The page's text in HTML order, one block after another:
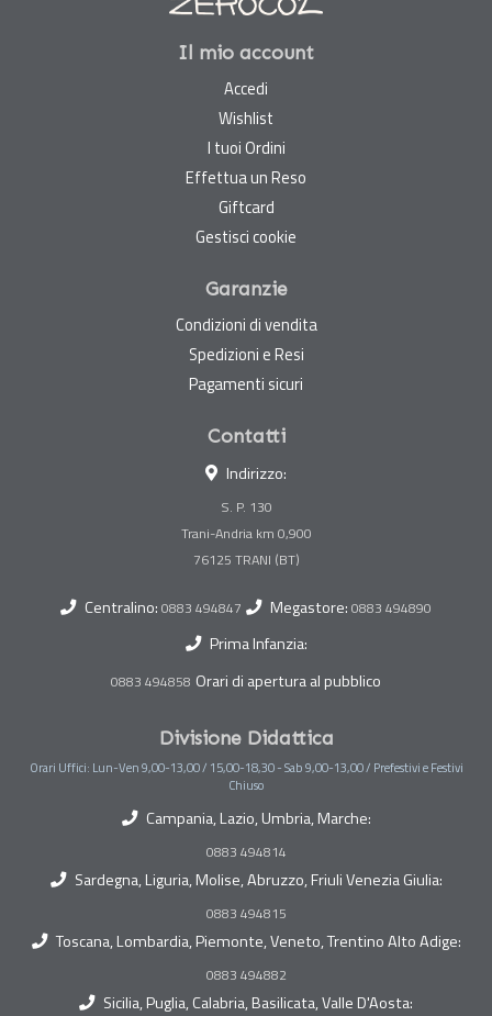
Il mio account
Accedi
Wishlist
I tuoi Ordini
Effettua un Reso
Giftcard
Gestisci cookie
Garanzie
Condizioni di vendita
Spedizioni e Resi
Pagamenti sicuri
Contatti
Indirizzo:
S. P. 130
Trani-Andria km 0,900
Centralino: 0883 494847 Megastore: 0883 494890
Prima Infanzia:
0883 494858 Orari di apertura al pubblico
Divisione Didattica
Orari Uffici: Lun-Ven 9,00-13,00 / 15,00-18,30 - Sab 9,00-13,00 / Prefestivi e Festivi
Chiuso
Campania, Lazio, Umbria, Marche:
0883 494814
Sardegna, Liguria, Molise, Abruzzo, Friuli Venezia Giulia:
0883 494815
Toscana, Lombardia, Piemonte, Veneto, Trentino Alto Adige:
0883 494882
Sicilia, Puglia, Calabria, Basilicata, Valle D'Aosta: